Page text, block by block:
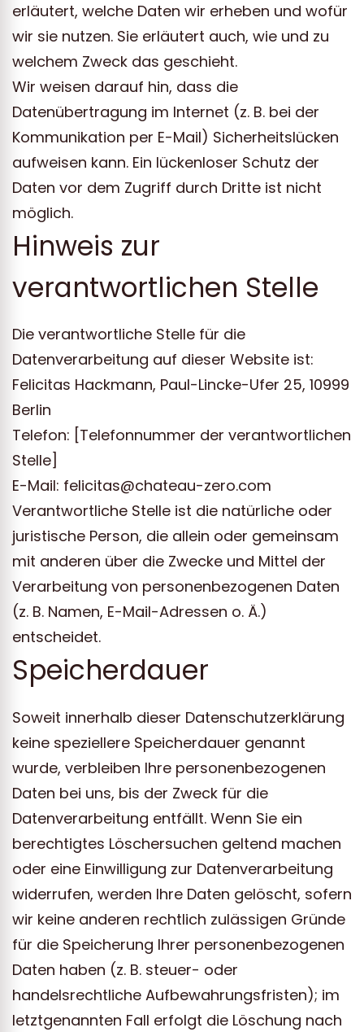
erläutert, welche Daten wir erheben und wofür
wir sie nutzen. Sie erläutert auch, wie und zu
welchem Zweck das geschieht.
Wir weisen darauf hin, dass die
Datenübertragung im Internet (z. B. bei der
Kommunikation per E-Mail) Sicherheitslücken
aufweisen kann. Ein lückenloser Schutz der
Daten vor dem Zugriff durch Dritte ist nicht
möglich.
Hinweis zur
verantwortlichen Stelle
Die verantwortliche Stelle für die
Datenverarbeitung auf dieser Website ist:
Felicitas Hackmann, Paul-Lincke-Ufer 25, 10999
Berlin
Telefon: [Telefonnummer der verantwortlichen
Stelle]
E-Mail: felicitas@chateau-zero.com
Verantwortliche Stelle ist die natürliche oder
juristische Person, die allein oder gemeinsam
mit anderen über die Zwecke und Mittel der
Verarbeitung von personenbezogenen Daten
(z. B. Namen, E-Mail-Adressen o. Ä.)
entscheidet.
Speicherdauer
Soweit innerhalb dieser Datenschutzerklärung
keine speziellere Speicherdauer genannt
wurde, verbleiben Ihre personenbezogenen
Daten bei uns, bis der Zweck für die
Datenverarbeitung entfällt. Wenn Sie ein
berechtigtes Löschersuchen geltend machen
oder eine Einwilligung zur Datenverarbeitung
widerrufen, werden Ihre Daten gelöscht, sofern
wir keine anderen rechtlich zulässigen Gründe
für die Speicherung Ihrer personenbezogenen
Daten haben (z. B. steuer- oder
handelsrechtliche Aufbewahrungsfristen); im
letztgenannten Fall erfolgt die Löschung nach